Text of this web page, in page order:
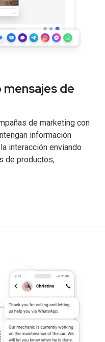
de
de marketing con
información
interacción enviando
de productos,